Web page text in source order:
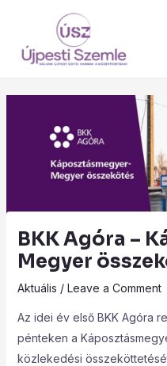
content
BKK Agóra –
Megyer
Aktuális / Leave a Comment
Az idei év első BKK Agóra
pénteken a
közlekedési